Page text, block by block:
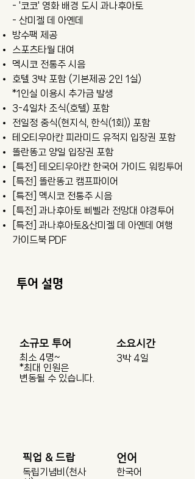
- '코코' 영화 배경 도시 과나후아토
- 산미겔 데 아옌데
방수팩 제공
스포츠타월 대여
멕시코 전통주 시음
호텔 3박 포함 (기본제공 2인 1실)
*1인실 이용시 추가금 발생
3-4일차 조식(호텔) 포함
전일정 중식(현지식, 한식(1회)) 포함
​테오티우아칸 피라미드 유적지 입장권 포함
똘란똥고 양일 입장권 포함
[특전] 테오티우아칸 한국어 가이드 워킹투어
[특전] 똘란똥고 캠프파이어
[특전] 멕시코 전통주 시음
[특전] 과나후아토 삐삘라 전망대 야경투어
[특전] 과나후아토&산미겔 데 아옌데 여행
가이드북 PDF
​투어 설명
소규모 투어
최소 4명~
​*최대 인원은
변동될 수 있습니다.
소요시간
3박 4일
​픽업 & 드랍
독립기념비(천사
언어
한국어